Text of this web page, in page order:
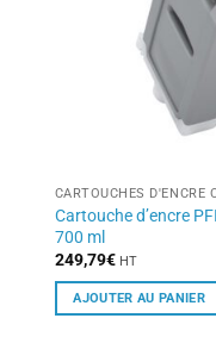
CARTOUCHES D'ENCRE
Cartouche d’encre
700 ml
249,79€ HT
AJOUTER AU PANIER